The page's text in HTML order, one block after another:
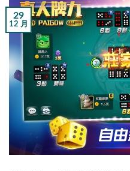
29
12 月